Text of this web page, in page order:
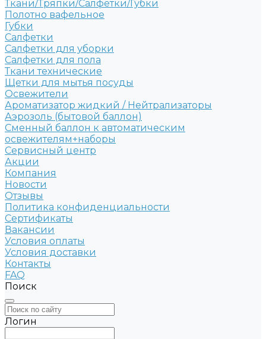
Ткани/Тряпки/Салфетки/Губки
Полотно вафельное
Губки
Салфетки
Салфетки для уборки
Салфетки для пола
Ткани технические
Щетки для мытья посуды
Освежители
Ароматизатор жидкий / Нейтрализаторы
Аэрозоль (бытовой баллон)
Сменный баллон к автоматическим
освежителям+наборы
Сервисный центр
Акции
Компания
Новости
Отзывы
Политика конфиденциальности
Сертификаты
Вакансии
Условия оплаты
Условия доставки
Контакты
FAQ
Поиск
Логин